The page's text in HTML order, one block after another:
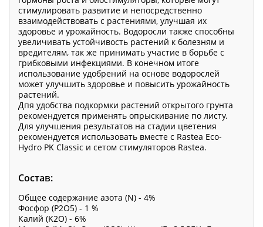
стимулировать развитие и непосредственно
взаимодействовать с растениями, улучшая их
здоровье и урожайность. Водоросли также способны
увеличивать устойчивость растений к болезням и
вредителям, так же принимать участие в борьбе с
грибковыми инфекциями. В конечном итоге
использование удобрений на основе водорослей
может улучшить здоровье и повысить урожайность
растений.
Дпя удобства подкормки растений открытого грунта
рекомендуется применять опрыскивание по листу.
Для улучшения результатов на стадии цветения
рекомендуется использовать вместе с Rastea Eco-
Hydro PK Classiс и сетом стимуляторов Rastea.
Состав:
Общее содержание азота (N) - 4%
Фосфор (P2O5) - 1 %
Калий (K2O) - 6%